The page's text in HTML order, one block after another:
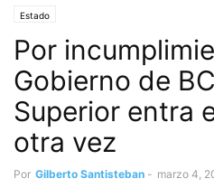
Estado
Por
Gobierno de
Superior entra
otra vez
Por Gilberto Santisteban - marzo 4,